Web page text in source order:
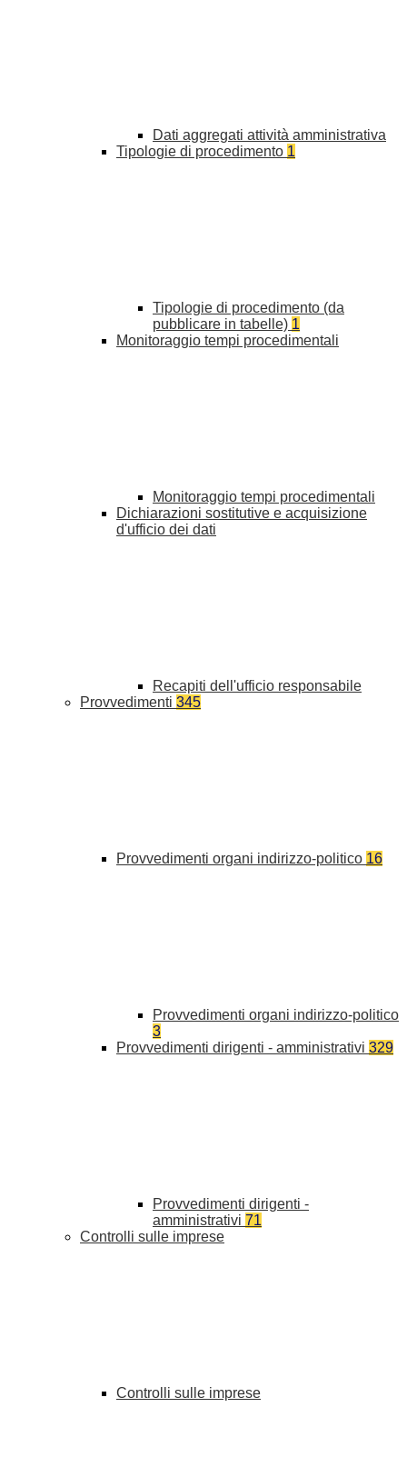
Dati aggregati attività amministrativa
Tipologie di procedimento 1
Tipologie di procedimento (da
pubblicare in tabelle) 1
Monitoraggio tempi procedimentali
Monitoraggio tempi procedimentali
Dichiarazioni sostitutive e acquisizione
d'ufficio dei dati
Recapiti dell'ufficio responsabile
Provvedimenti 345
Provvedimenti organi indirizzo-politico 16
Provvedimenti organi indirizzo-politico
3
Provvedimenti dirigenti - amministrativi 329
Provvedimenti dirigenti -
amministrativi 71
Controlli sulle imprese
Controlli sulle imprese